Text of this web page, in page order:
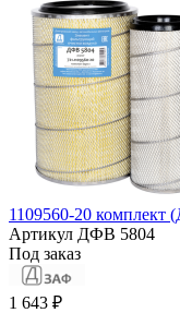
1109560-20 комплект
Артикул ДФВ 5804
Под заказ
1 643 ₽